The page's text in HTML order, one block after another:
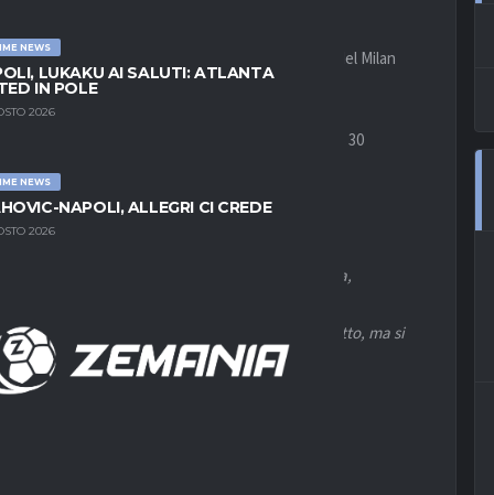
NEWS
LUKAKU AI SALUTI: ATLANTA
IN POLE
2026
NEWS
NAPOLI, ALLEGRI CI CREDE
2026
trovato un accordo verbale con il centrocampista del Milan
d’Africa, si libererà a parametro zero il prossimo 30
club rossonero.
raccolto da Gianluigi Longari per Sportitalia,
un accordo verbale con i blaugrana per un
a zero dal Milan. Non c’è ancora nulla di scritto, ma si